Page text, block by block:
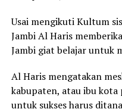
Usai mengikuti Kultum
Jambi Al Haris
Jambi giat belajar untuk
Al Haris mengatakan
kabupaten, atau ibu
untuk sukses harus